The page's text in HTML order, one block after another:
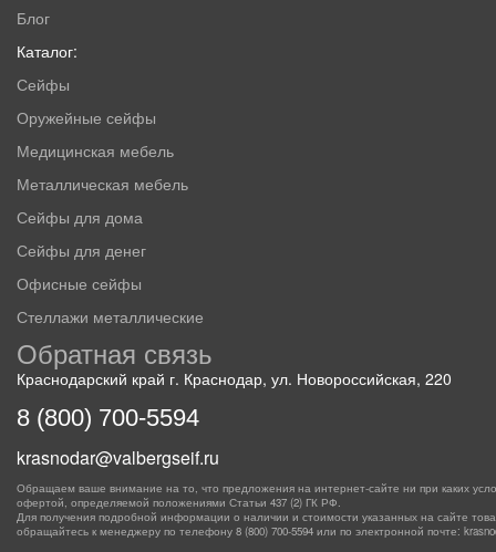
Блог
Каталог:
Сейфы
Оружейные сейфы
Медицинская мебель
Металлическая мебель
Сейфы для дома
Сейфы для денег
Офисные сейфы
Стеллажи металлические
Обратная связь
Краснодарский край г. Краснодар, ул. Новороссийская, 220
8 (800) 700-5594
krasnodar@valbergseif.ru
Обращаем ваше внимание на то, что предложения на интернет-сайте ни при каких
офертой, определяемой положениями Статьи 437 (2) ГК РФ.
Для получения подробной информации о наличии и стоимости указанных на сайте
обращайтесь к менеджеру по телефону 8 (800) 700-5594 или по электронной почте: